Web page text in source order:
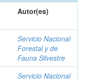
Autor(es)
Servicio Nacional
Forestal y de
Fauna Silvestre
Servicio Nacional